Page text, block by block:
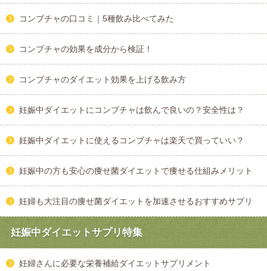
コンブチャの口コミ｜5種飲み比べてみた
コンブチャの効果を成分から検証！
コンブチャのダイエット効果を上げる飲み方
妊娠中ダイエットにコンブチャは飲んで良いの？安全性は？
妊娠中ダイエットに使えるコンブチャは楽天で買っていい？
妊娠中の方も安心の痩せ菌ダイエットで痩せる仕組みメリット
妊婦も大注目の痩せ菌ダイエットを加速させるおすすめサプリ
妊娠中ダイエットサプリ特集
妊婦さんに必要な栄養補給ダイエットサプリメント